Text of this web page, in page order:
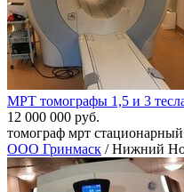
МРТ томографы 1,5 и 3
12 000 000 руб.
томограф мрт
ООО Гринмаск / Нижний